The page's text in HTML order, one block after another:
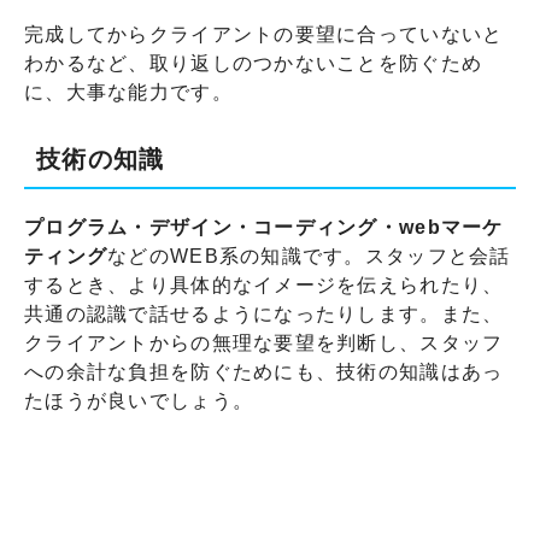
完成してからクライアントの要望に合っていないと
わかるなど、取り返しのつかないことを防ぐため
に、大事な能力です。
技術の知識
プログラム・デザイン・コーディング・webマーケ
ティングなどのWEB系の知識です。スタッフと会話
するとき、より具体的なイメージを伝えられたり、
共通の認識で話せるようになったりします。また、
クライアントからの無理な要望を判断し、スタッフ
への余計な負担を防ぐためにも、技術の知識はあっ
たほうが良いでしょう。